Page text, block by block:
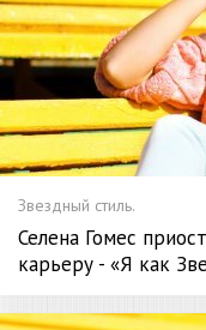
Звездный стиль.
Селена Гомес
карьеру - «Я как